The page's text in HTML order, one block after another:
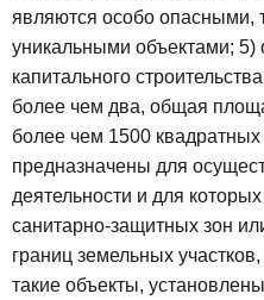
являются особо опасными,
уникальными объектами; 5)
капитального
более чем два, общая
более чем 1500
предназначены для
деятельности и для
санитарно-защитных зон
границ земельных
такие объекты,